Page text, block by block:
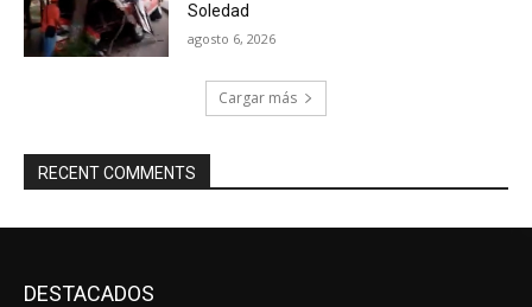
Soledad
agosto 6, 2026
Cargar más
RECENT COMMENTS
DESTACADOS